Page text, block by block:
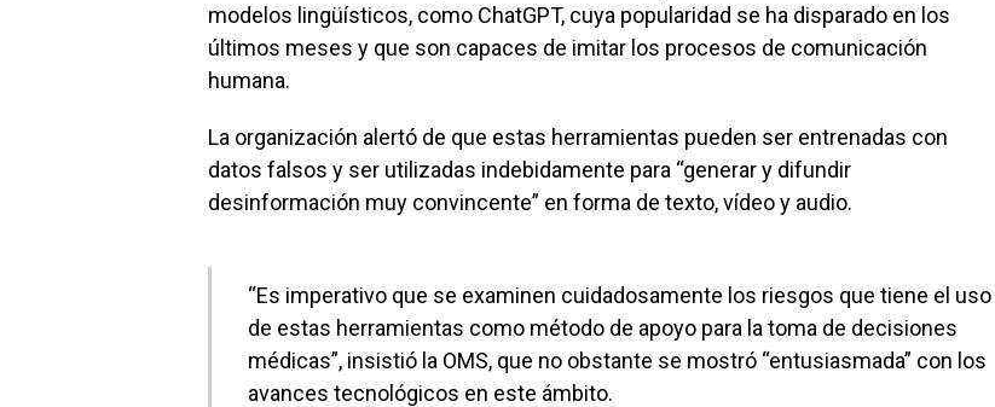
modelos lingüísticos, como ChatGPT, cuya popularidad se ha disparado en los
últimos meses y que son capaces de imitar los procesos de comunicación
humana.
La organización alertó de que estas herramientas pueden ser entrenadas con
datos falsos y ser utilizadas indebidamente para “generar y difundir
desinformación muy convincente” en forma de texto, vídeo y audio.
“Es imperativo que se examinen cuidadosamente los riesgos que tiene el uso
de estas herramientas como método de apoyo para la toma de decisiones
médicas”, insistió la OMS, que no obstante se mostró “entusiasmada” con los
avances tecnológicos en este ámbito.